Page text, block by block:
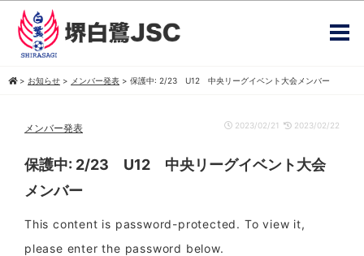
> お知らせ > メンバー発表 > 保護中: 2/23 U12 中央リーグイベント大会メンバー
メンバー発表 2023/02/21 2023/02/22
保護中: 2/23 U12 中央リーグイベント大会
メンバー
This content is password-protected. To view it,
please enter the password below.